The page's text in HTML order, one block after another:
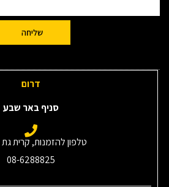
שליחה
דרום
סניף באר שבע
טלפון להזמנות, קרית גת
08-6288825